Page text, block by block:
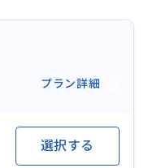
文化遺産】
れるパワースポッ
が印象的
プラン詳細
選択する